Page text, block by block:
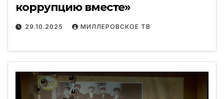
коррупцию вместе»
29.10.2025 МИЛЛЕРОВСКОЕ ТВ